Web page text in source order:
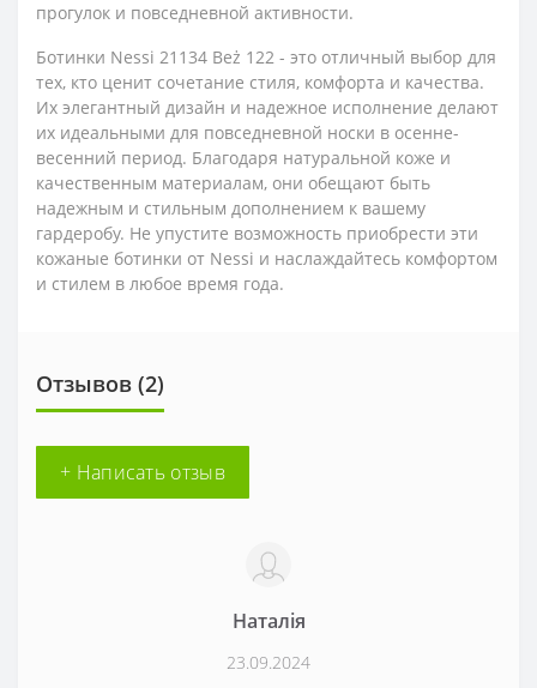
прогулок и повседневной активности.
Ботинки Nessi 21134 Beż 122 - это отличный выбор для
тех, кто ценит сочетание стиля, комфорта и качества.
Их элегантный дизайн и надежное исполнение делают
их идеальными для повседневной носки в осенне-
весенний период. Благодаря натуральной коже и
качественным материалам, они обещают быть
надежным и стильным дополнением к вашему
гардеробу. Не упустите возможность приобрести эти
кожаные ботинки от Nessi и наслаждайтесь комфортом
и стилем в любое время года.
Отзывов (2)
+ Написать отзыв
Наталія
23.09.2024